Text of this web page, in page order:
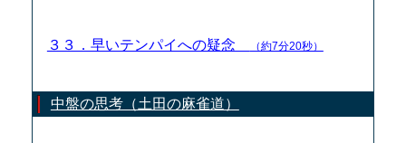
３３．早いテンパイへの疑念 （約7分20秒）
中盤の思考（土田の麻雀道）